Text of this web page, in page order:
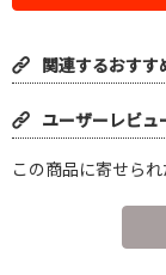
関連するおすす
ユーザーレビュ
この商品に寄せら